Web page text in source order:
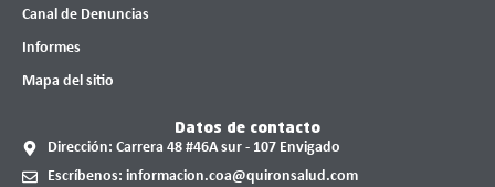
Canal de Denuncias
Informes
Mapa del sitio
Datos de contacto
Dirección: Carrera 48 #46A sur - 107 Envigado
Escríbenos: informacion.coa@quironsalud.com